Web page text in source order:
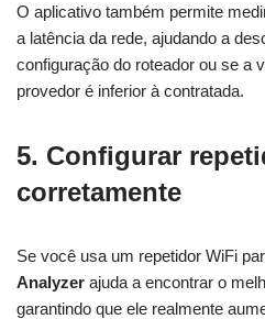
O aplicativo também permite
a latência da rede, ajudando a
configuração do roteador ou se a
provedor é inferior à contratada.
5. Configurar
corretamente
Se você usa um repetidor WiFi
Analyzer ajuda a encontrar o
garantindo que ele realmente